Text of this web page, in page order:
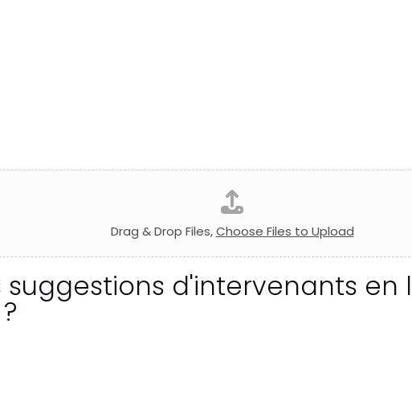
Drag & Drop Files,Choose Files to Upload
suggestions d'intervenants en